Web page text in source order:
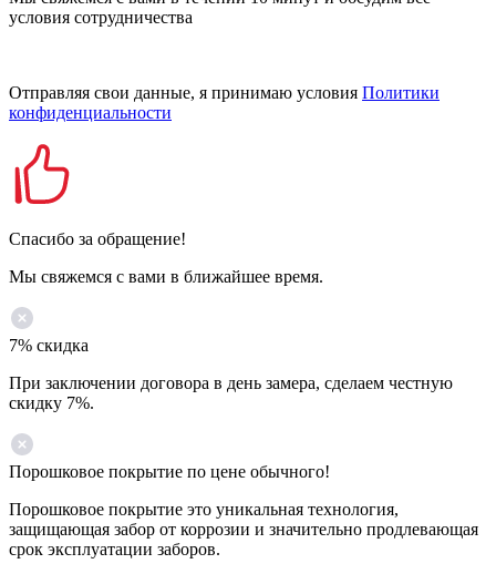
условия сотрудничества
Отправляя свои данные, я принимаю условия Политики
конфиденциальности
Спасибо за обращение!
Мы свяжемся с вами в ближайшее время.
7% скидка
При заключении договора в день замера, сделаем честную
скидку 7%.
Порошковое покрытие по цене обычного!
Порошковое покрытие это уникальная технология,
защищающая забор от коррозии и значительно продлевающая
срок эксплуатации заборов.